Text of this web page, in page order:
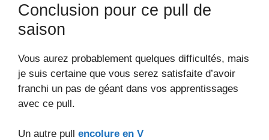
Conclusion pour ce pull de
saison
Vous aurez probablement quelques difficultés, mais
je suis certaine que vous serez satisfaite d’avoir
franchi un pas de géant dans vos apprentissages
avec ce pull.
Un autre pull encolure en V